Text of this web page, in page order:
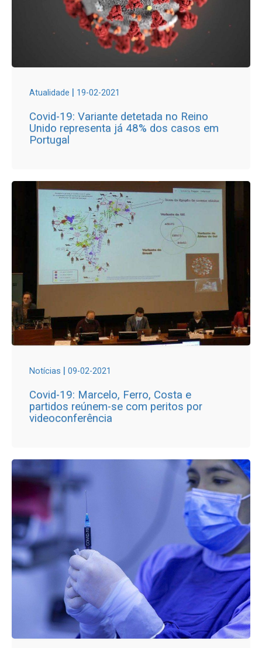
Atualidade | 19-02-2021
Covid-19: Variante detetada no Reino
Unido representa já 48% dos casos em
Portugal
Notícias | 09-02-2021
Covid-19: Marcelo, Ferro, Costa e
partidos reúnem-se com peritos por
videoconferência